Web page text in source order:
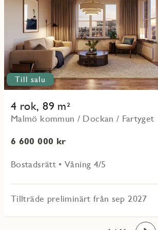
Till salu
4 rok, 89 m²
Malmö kommun / Dockan / Fartyget
6 600 000 kr
Bostadsrätt • Våning 4/5
Tillträde preliminärt från sep 2027